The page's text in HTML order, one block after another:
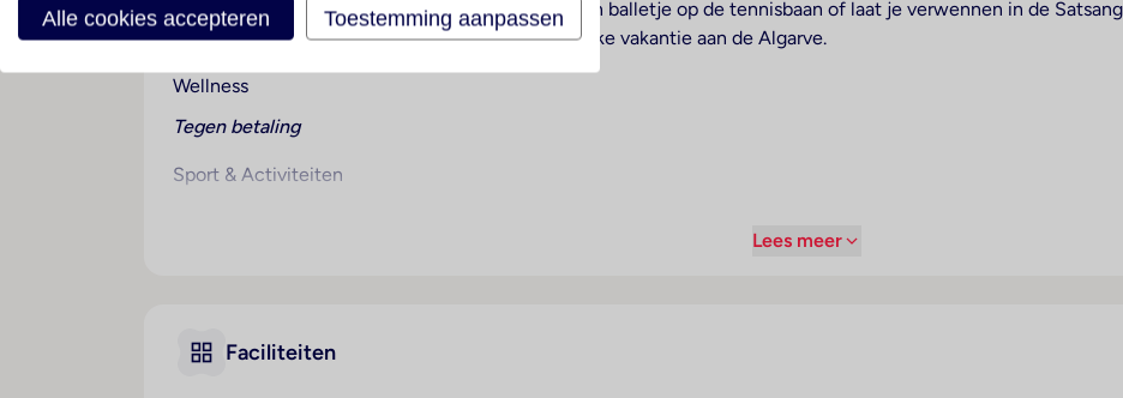
duik in de buitenzwembaden. Zin in actie? Sla een balletje op de tennisbaan of laat je verwennen in de
uit in de Nep kidsclub. Alles voor een onvergetelijke vakantie aan de Algarve.
Wellness
Tegen betaling
Sport & Activiteiten
game kamer
Lees meer
Faciliteiten
Alle cookies accepteren Toestemming aanpassen